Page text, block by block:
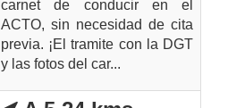
carnet de conducir en el
ACTO, sin necesidad de cita
previa. ¡El tramite con la DGT
y las fotos del car...